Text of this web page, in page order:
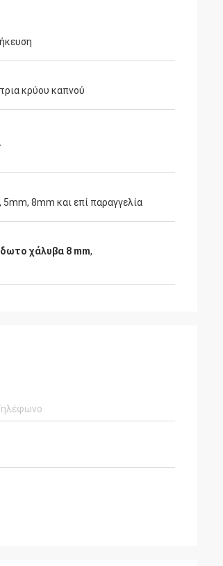
κρύου καπνού
8mm και επί παραγγελία
χάλυβα 8 mm,